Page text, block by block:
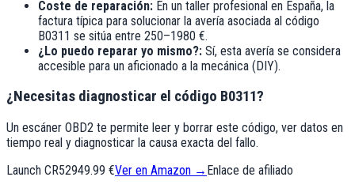
Coste de reparación: En un taller profesional en España, la
factura típica para solucionar la avería asociada al código
B0311 se sitúa entre 250–1980 €.
¿Lo puedo reparar yo mismo?: Sí, esta avería se considera
accesible para un aficionado a la mecánica (DIY).
¿Necesitas diagnosticar el código B0311?
Un escáner OBD2 te permite leer y borrar este código, ver datos en
tiempo real y diagnosticar la causa exacta del fallo.
Launch CR52949.99 €Ver en Amazon → Enlace de afiliado